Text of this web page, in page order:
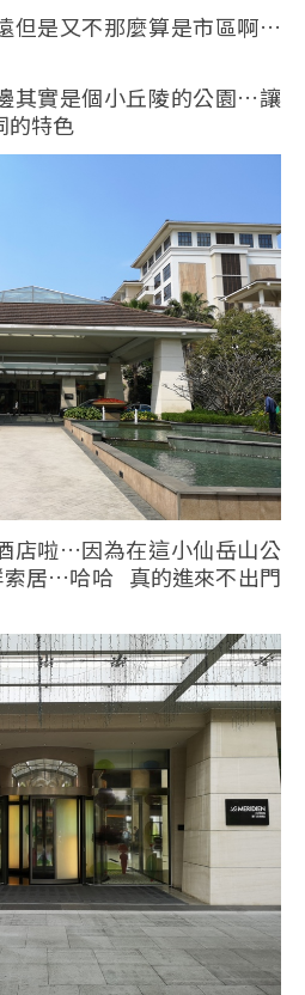
但是又不那麼算是市區啊…
其實是個小丘陵的公園…讓
的特色
店啦…因為在這小仙岳山公
居…哈哈 真的進來不出門